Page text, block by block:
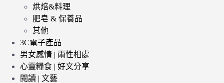
烘焙&料理
肥皂 & 保養品
其他
3C電子產品
男女感情 | 兩性相處
心靈糧食 | 好文分享
閱讀 | 文藝